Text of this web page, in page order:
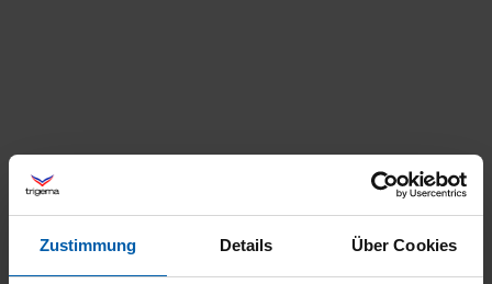
Zustimmung Details Über Cookies